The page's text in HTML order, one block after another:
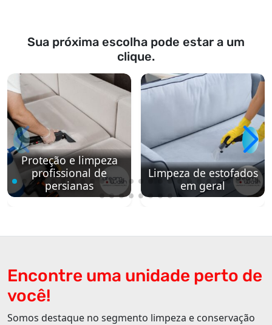
Sua próxima escolha pode estar a um
clique.
Proteção e limpeza
profissional de
persianas
Limpeza de estofados
em geral
Encontre uma unidade perto de
você!
Somos destaque no segmento limpeza e conservação